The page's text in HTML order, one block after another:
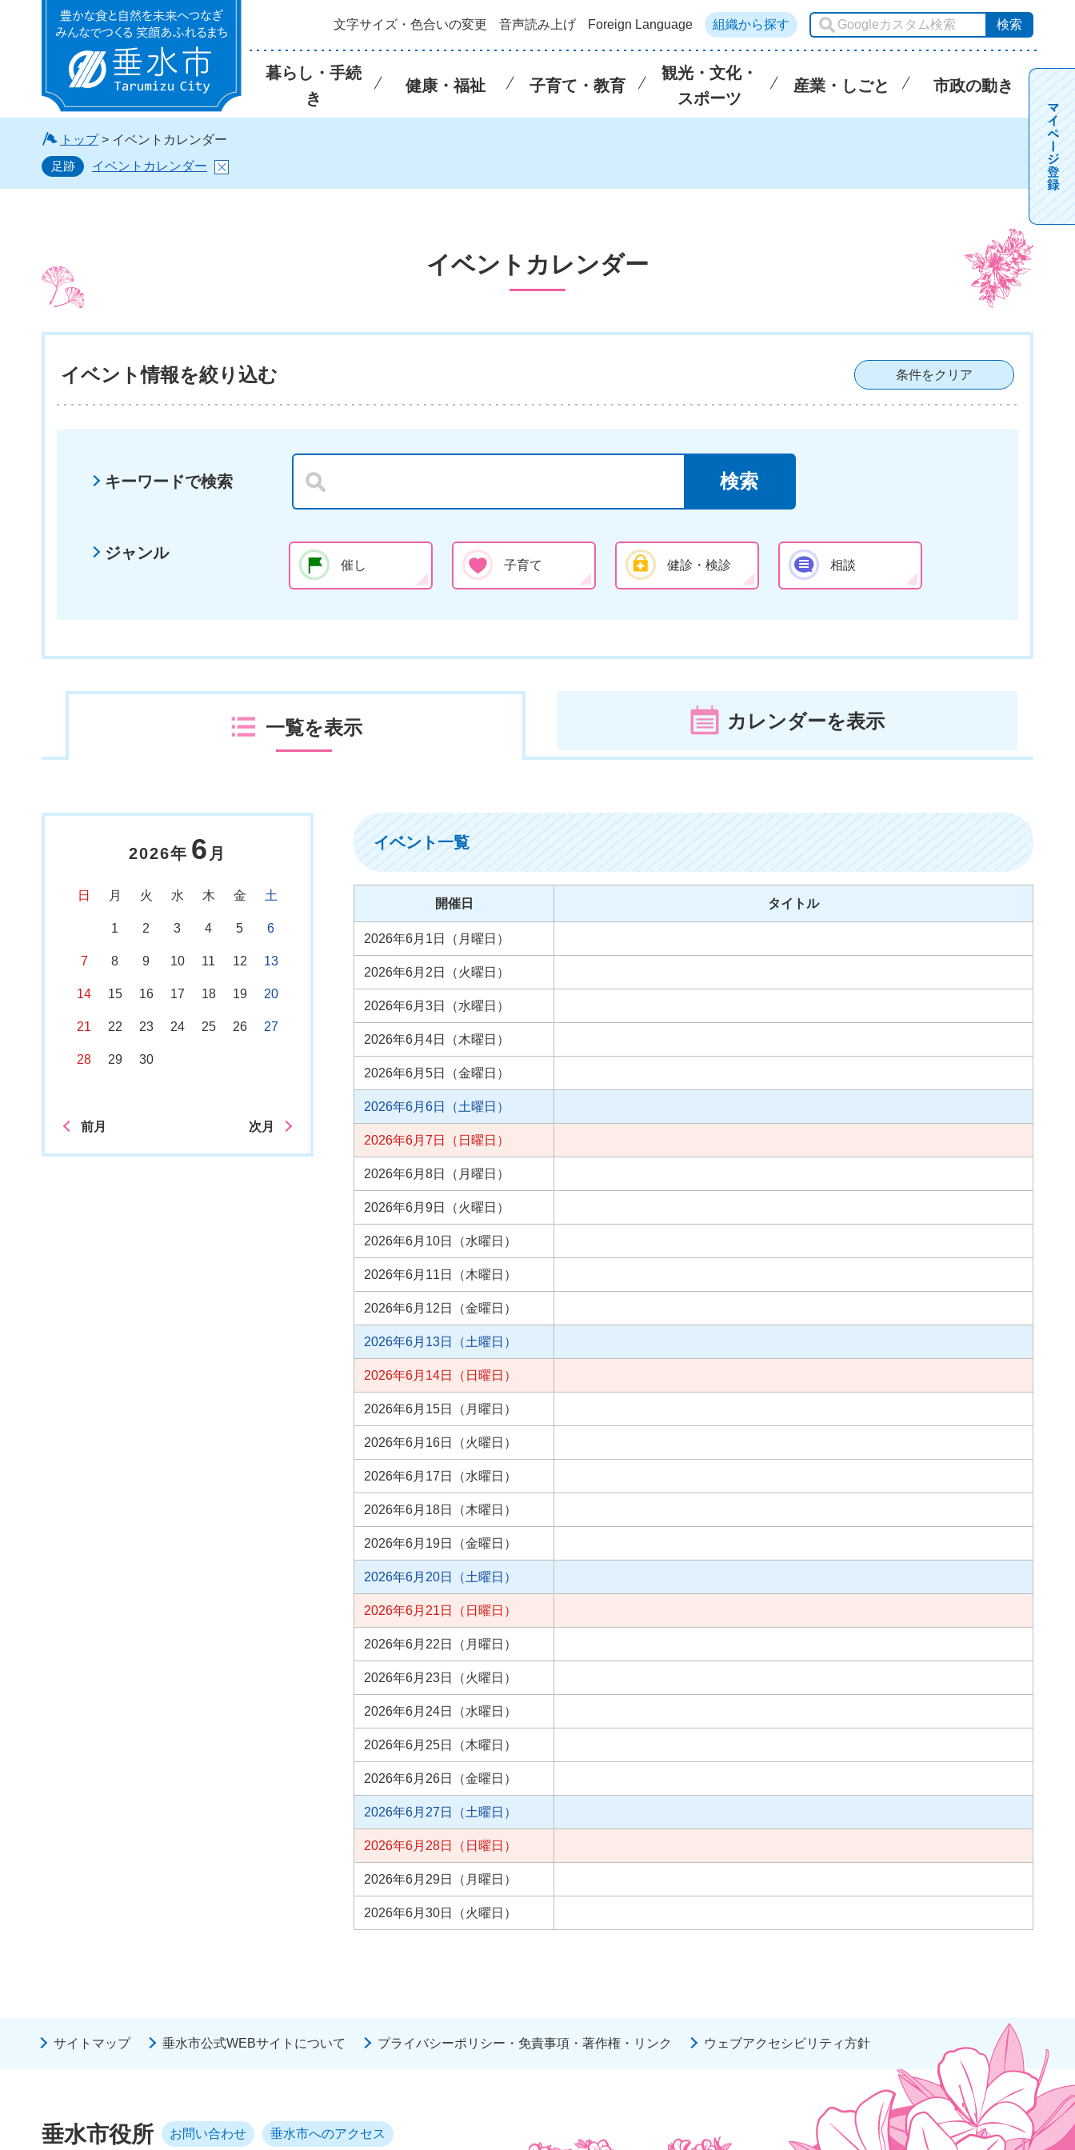
垂水市 文字サイズ・色合いの変更 音声読み上げ Foreign Language 組織から探す
暮らし・手続
き
健康・福祉 子育て・教育
観光・文化・
スポーツ
産業・しごと 市政の動き
トップ> イベントカレンダー
足跡
イベントカレンダー
イベントカレンダー
イベント情報を絞り込む 条件をクリア
キーワードで検索
ジャンル
催し 子育て 健診・検診 相談
一覧を表示 カレンダーを表示
2026年 6 月
日 月 火 水 木 金 土
1 2 3 4 5 6
7 8 9 10 11 12 13
14 15 16 17 18 19 20
21 22 23 24 25 26 27
28 29 30
前月 次月
イベント一覧
開催日 タイトル
2026年6月1日（月曜日）
2026年6月2日（火曜日）
2026年6月3日（水曜日）
2026年6月4日（木曜日）
2026年6月5日（金曜日）
2026年6月6日（土曜日）
2026年6月7日（日曜日）
2026年6月8日（月曜日）
2026年6月9日（火曜日）
2026年6月10日（水曜日）
2026年6月11日（木曜日）
2026年6月12日（金曜日）
2026年6月13日（土曜日）
2026年6月14日（日曜日）
2026年6月15日（月曜日）
2026年6月16日（火曜日）
2026年6月17日（水曜日）
2026年6月18日（木曜日）
2026年6月19日（金曜日）
2026年6月20日（土曜日）
2026年6月21日（日曜日）
2026年6月22日（月曜日）
2026年6月23日（火曜日）
2026年6月24日（水曜日）
2026年6月25日（木曜日）
2026年6月26日（金曜日）
2026年6月27日（土曜日）
2026年6月28日（日曜日）
2026年6月29日（月曜日）
2026年6月30日（火曜日）
サイトマップ 垂水市公式WEBサイトについて プライバシーポリシー・免責事項・著作権・リンク ウェブアクセシビリティ方針
垂水市役所 お問い合わせ 垂水市へのアクセス